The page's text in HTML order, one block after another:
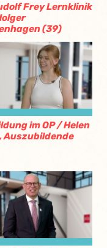
Frey Lernklinik
(39)
im OP / Helen
Auszubildende